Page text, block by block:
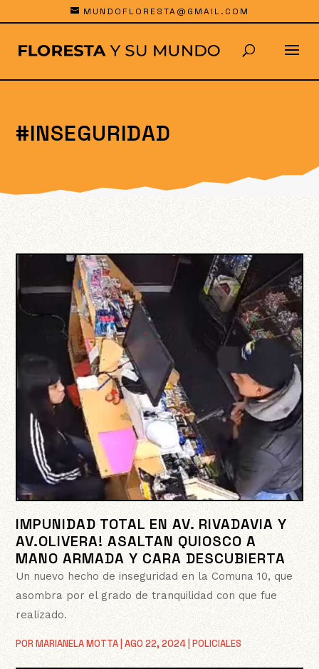
MUNDOFLORESTA@GMAIL.COM
#INSEGURIDAD
IMPUNIDAD TOTAL EN AV. RIVADAVIA Y
AV.OLIVERA! ASALTAN QUIOSCO A
MANO ARMADA Y CARA DESCUBIERTA
PORMARIANELA MOTTA |AGO 22, 2024 |POLICIALES
Un nuevo hecho de inseguridad en la Comuna 10, que
asombra por el grado de tranquilidad con que fue
realizado.